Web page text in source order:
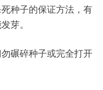
种子的保证方法，有
芽。
碾碎种子或完全打开